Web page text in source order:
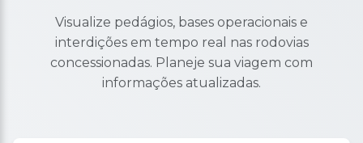
Visualize pedágios, bases operacionais e
interdições em tempo real nas rodovias
concessionadas. Planeje sua viagem com
informações atualizadas.